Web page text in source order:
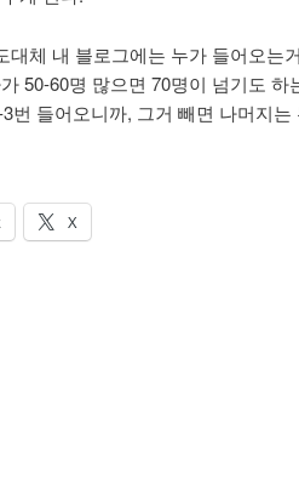
대체 내 블로그에는 누가 들어오는
50-60명 많으면 70명이 넘기도
번 들어오니까, 그거 빼면 나머지
X